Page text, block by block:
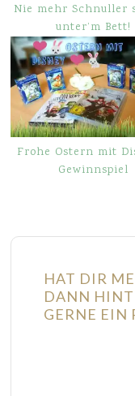
Nie mehr Schnuller
unter’m Bett!
Frohe Ostern mit
Gewinnspiel
HAT DIR
DANN
GERNE EIN